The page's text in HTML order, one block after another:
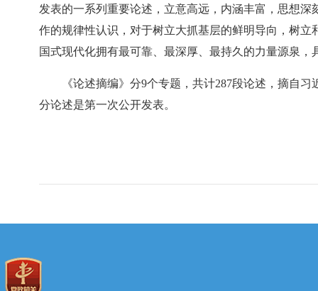
发表的一系列重要论述，立意高远，内涵丰富，思想
作的规律性认识，对于树立大抓基层的鲜明导向，树
国式现代化拥有最可靠、最深厚、最持久的力量源泉，
《论述摘编》分9个专题，共计287段论述，摘自
分论述是第一次公开发表。